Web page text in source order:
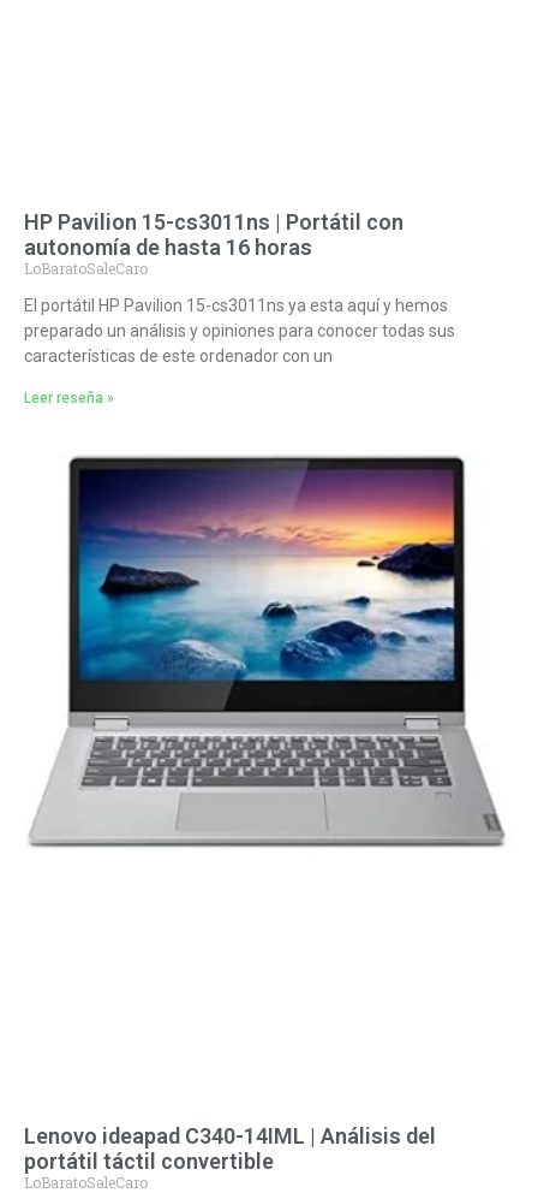
HP Pavilion 15-cs3011ns | Portátil con
autonomía de hasta 16 horas
LoBaratoSaleCaro
El portátil HP Pavilion 15-cs3011ns ya esta aquí y hemos
preparado un análisis y opiniones para conocer todas sus
características de este ordenador con un
Leer reseña »
Lenovo ideapad C340-14IML | Análisis del
portátil táctil convertible
LoBaratoSaleCaro